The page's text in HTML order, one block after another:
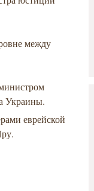
между
Украины.
еврейской